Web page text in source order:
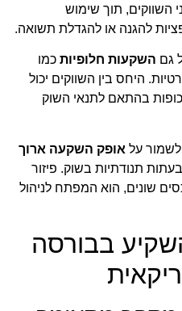
השווקים, תוך שימוש
להגנה או להגדלת תשואה.
גם השקעות חלופיות כמו
היחס בין השווקים יכול
בהתאם לתנאי השוק
על אופק השקעה ארוך
תנודתיות בשוק. פיזור
שונים, הוא המפתח לניהול
בבורסה